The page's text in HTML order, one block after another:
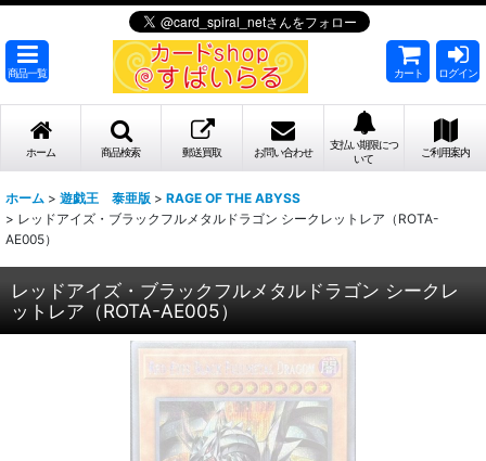
商品一覧 カート ログイン
ホーム 商品検索 郵送買取 お問い合わせ
支払い期限につ
いて
ご利用案内
ホーム > 遊戯王 泰亜版 > RAGE OF THE ABYSS
> レッドアイズ・ブラックフルメタルドラゴン シークレットレア（ROTA-
AE005）
レッドアイズ・ブラックフルメタルドラゴン シークレ
ットレア（ROTA-AE005）